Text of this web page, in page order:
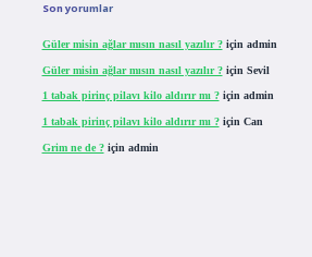
Son yorumlar
Güler misin ağlar mısın nasıl yazılır ?için admin
Güler misin ağlar mısın nasıl yazılır ?için Sevil
1 tabak pirinç pilavı kilo aldırır mı ?için admin
1 tabak pirinç pilavı kilo aldırır mı ?için Can
Grim ne de ?için admin